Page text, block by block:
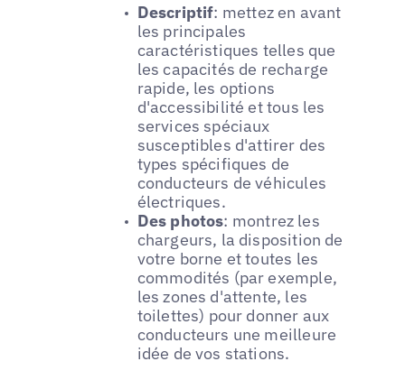
Descriptif: mettez en avant
les principales
caractéristiques telles que
les capacités de recharge
rapide, les options
d'accessibilité et tous les
services spéciaux
susceptibles d'attirer des
types spécifiques de
conducteurs de véhicules
électriques.
Des photos: montrez les
chargeurs, la disposition de
votre borne et toutes les
commodités (par exemple,
les zones d'attente, les
toilettes) pour donner aux
conducteurs une meilleure
idée de vos stations.